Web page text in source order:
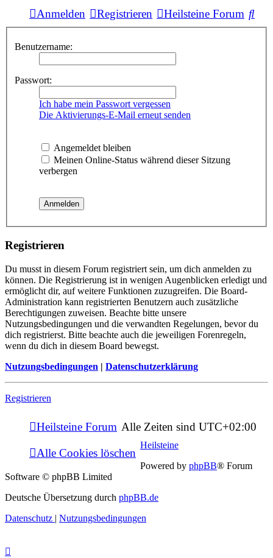
Anmelden Registrieren Heilsteine Forum
Benutzername:
Passwort:
Ich habe mein Passwort vergessen
Die Aktivierungs-E-Mail erneut senden
Angemeldet bleiben
Meinen Online-Status während dieser Sitzung
verbergen
Registrieren
Du musst in diesem Forum registriert sein, um dich anmelden zu
können. Die Registrierung ist in wenigen Augenblicken erledigt und
ermöglicht dir, auf weitere Funktionen zuzugreifen. Die Board-
Administration kann registrierten Benutzern auch zusätzliche
Berechtigungen zuweisen. Beachte bitte unsere
Nutzungsbedingungen und die verwandten Regelungen, bevor du
dich registrierst. Bitte beachte auch die jeweiligen Forenregeln,
wenn du dich in diesem Board bewegst.
Nutzungsbedingungen | Datenschutzerklärung
Registrieren
Heilsteine Forum Alle Zeiten sind UTC+02:00
Alle Cookies löschen
Heilsteine
Powered by phpBB® Forum
Software © phpBB Limited
Deutsche Übersetzung durch phpBB.de
Datenschutz | Nutzungsbedingungen